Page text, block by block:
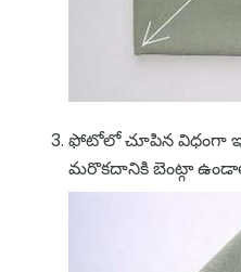
ఫోటోలో చూపిన విధంగా
మరొకదానికి బెంట్గా